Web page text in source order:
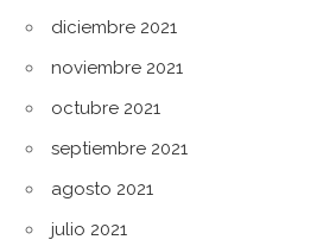
diciembre 2021
noviembre 2021
octubre 2021
septiembre 2021
agosto 2021
julio 2021